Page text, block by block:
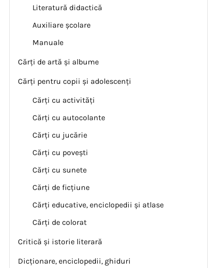
Literatură didactică
Auxiliare școlare
Manuale
Cărți de artă și albume
Cărți pentru copii și adolescenți
Cărți cu activități
Cărți cu autocolante
Cărți cu jucărie
Cărți cu povești
Cărți cu sunete
Cărți de ficțiune
Cărți educative, enciclopedii și atlase
Cărți de colorat
Critică și istorie literară
Dicționare, enciclopedii, ghiduri